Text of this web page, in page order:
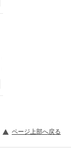
ページ上部へ戻る